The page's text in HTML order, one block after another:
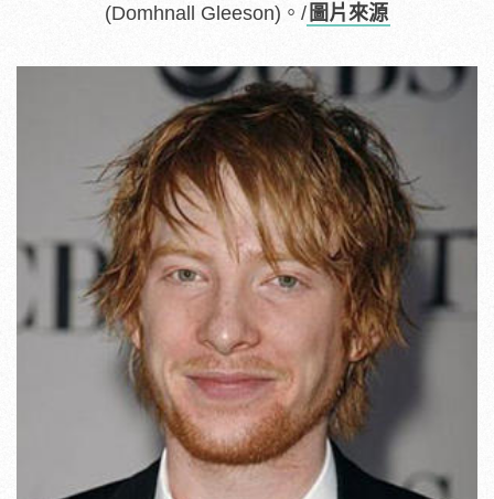
(Domhnall Gleeson)。/ 圖片來源